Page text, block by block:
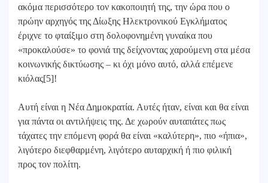
ακόμα περισσότερο τον κακοποιητή της, την ώρα που ο
πρώην αρχηγός της Δίωξης Ηλεκτρονικού Εγκλήματος
έριχνε το φταίξιμο στη δολοφονημένη γυναίκα που
«προκαλούσε» το φονιά της δείχνοντας χαρούμενη στα μέσα
κοινωνικής δικτύωσης – κι όχι μόνο αυτό, αλλά επέμενε
κιόλας[5]!
Αυτή είναι η Νέα Δημοκρατία. Αυτές ήταν, είναι και θα είναι
για πάντα οι αντιλήψεις της. Δε χωρούν αυταπάτες πως
τάχατες την επόμενη φορά θα είναι «καλύτερη», πιο «ήπια»,
λιγότερο διεφθαρμένη, λιγότερο αυταρχική ή πιο φιλική
προς τον πολίτη.